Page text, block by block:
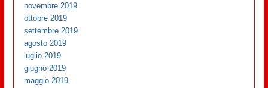
novembre 2019
ottobre 2019
settembre 2019
agosto 2019
luglio 2019
giugno 2019
maggio 2019